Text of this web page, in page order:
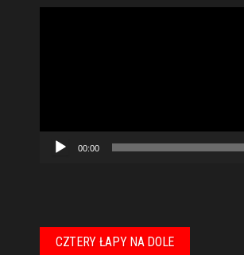
00:00
CZTERY ŁAPY NA DOLE